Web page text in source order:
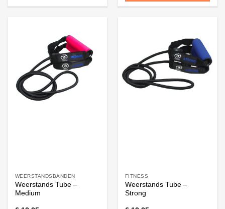
WEERSTANDSBANDEN
Weerstands Tube –
Medium
FITNESS
Weerstands Tube –
Strong